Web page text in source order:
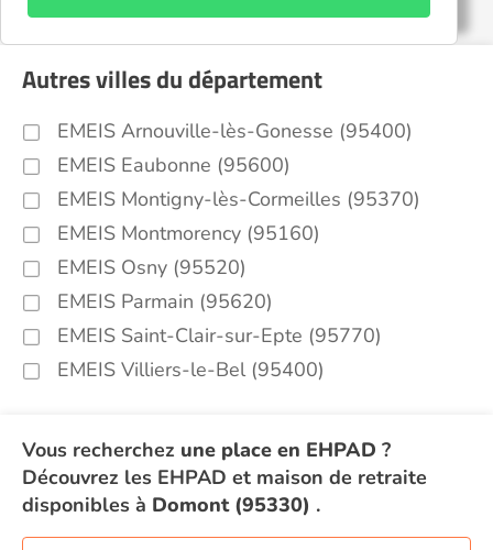
Autres villes du département
EMEIS Arnouville-lès-Gonesse (95400)
EMEIS Eaubonne (95600)
EMEIS Montigny-lès-Cormeilles (95370)
EMEIS Montmorency (95160)
EMEIS Osny (95520)
EMEIS Parmain (95620)
EMEIS Saint-Clair-sur-Epte (95770)
EMEIS Villiers-le-Bel (95400)
Vous recherchez une place en EHPAD ?
Découvrez les EHPAD et maison de retraite
disponibles à Domont (95330) .